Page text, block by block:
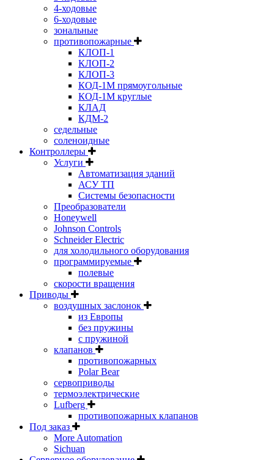
4-ходовые
6-ходовые
зональные
противопожарные
КЛОП-1
КЛОП-2
КЛОП-3
КОД-1М прямоугольные
КОД-1М круглые
КЛАД
КДМ-2
седельные
соленоидные
Контроллеры
Услуги
Автоматизация зданий
АСУ ТП
Системы безопасности
Преобразователи
Honeywell
Johnson Controls
Schneider Electric
для холодильного оборудования
программируемые
полевые
скорости вращения
Приводы
воздушных заслонок
из Европы
без пружины
с пружиной
клапанов
противопожарных
Polar Bear
сервоприводы
термоэлектрические
Lufberg
противопожарных клапанов
Под заказ
More Automation
Sichuan